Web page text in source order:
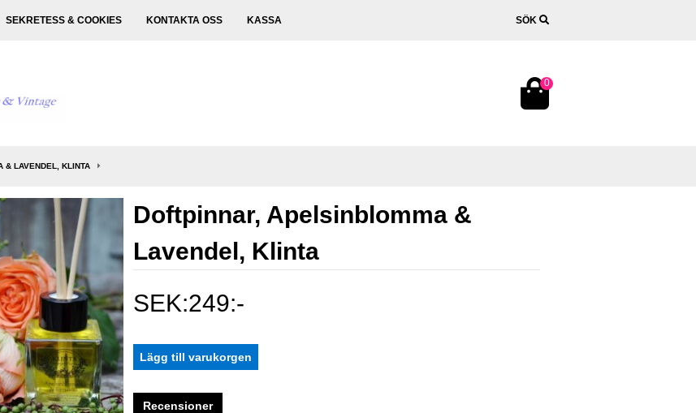
SEKRETESS & COOKIES KONTAKTA OSS KASSA SÖK
0
& LAVENDEL, KLINTA
Doftpinnar, Apelsinblomma &
Lavendel, Klinta
SEK:249:-
Recensioner